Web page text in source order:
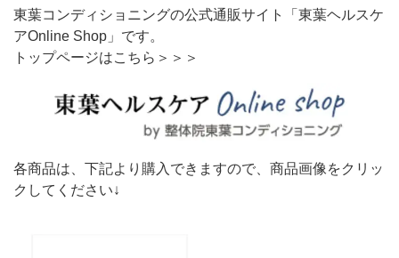
東葉コンディショニングの公式通販サイト「東葉ヘルスケ
アOnline Shop」です。
トップページはこちら＞＞＞
各商品は、下記より購入できますので、商品画像をクリッ
クしてください↓